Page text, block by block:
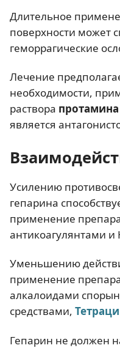
Длительное
поверхности может
геморрагические
Лечение
необходимости,
раствора
является
Усилению
гепарина
применение
антикоагулянтами
Уменьшению
применение
алкалоидами
средствами,
Гепарин не должен